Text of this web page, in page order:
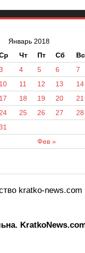
Январь 2018
Чт Пт Сб Вс
Фев »
4 5 6
7
10 11 12 13
14
17 18 19 20
21
24 25 26 27
28
kratko-news.com